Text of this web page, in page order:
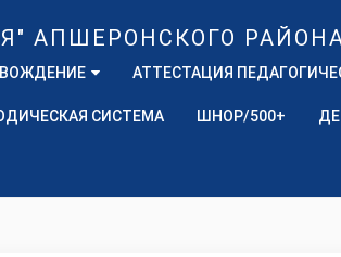
АТТЕСТАЦИЯ
СИСТЕМА ШНОР/500+